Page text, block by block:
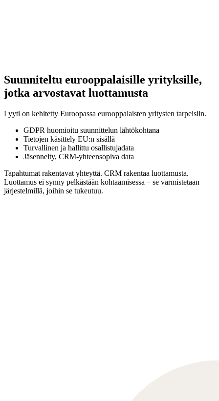
Suunniteltu eurooppalaisille yrityksille,
jotka arvostavat luottamusta
Lyyti on kehitetty Euroopassa eurooppalaisten yritysten tarpeisiin.
GDPR huomioitu suunnittelun lähtökohtana
Tietojen käsittely EU:n sisällä
Turvallinen ja hallittu osallistujadata
Jäsennelty, CRM-yhteensopiva data
Tapahtumat rakentavat yhteyttä. CRM rakentaa luottamusta.
Luottamus ei synny pelkästään kohtaamisessa – se varmistetaan
järjestelmillä, joihin se tukeutuu.